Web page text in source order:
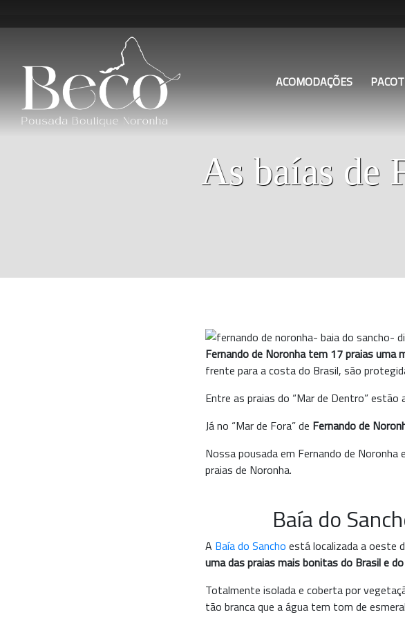
ACOMODAÇÕES
As baías de
Fernando de Noronha tem 17 praias uma
frente para a costa do Brasil, são
Entre as praias do “Mar de Dentro” estão
Já no “Mar de Fora” de Fernando de
Nossa pousada em Fernando de
praias de Noronha.
Baía do
A Baía do Sancho está localizada a oeste
uma das praias mais bonitas do Brasil e
Totalmente isolada e coberta por
tão branca que a água tem tom de